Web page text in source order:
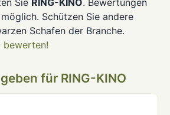
Sie RING-KINO. Bewertungen
Schützen Sie andere
Schafen der Branche.
bewerten!
für RING-KINO